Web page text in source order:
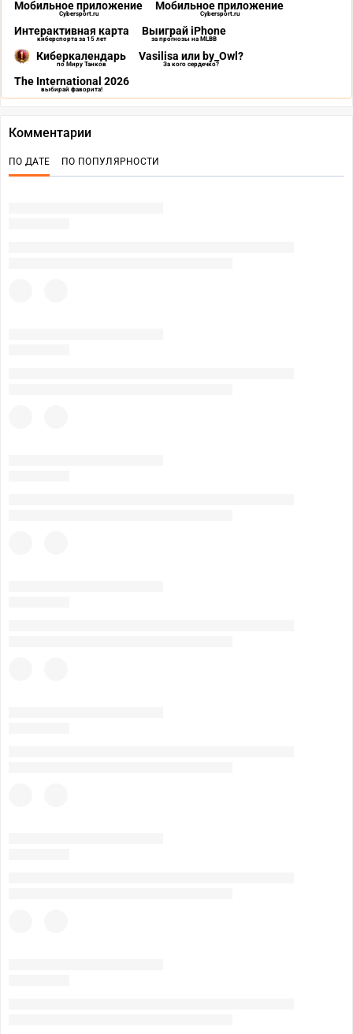
Мобильное приложение
Cybersport.ru
Мобильное приложение
Cybersport.ru
Интерактивная карта
киберспорта за 15 лет
Выиграй iPhone
за прогнозы на MLBB
Киберкалендарь
по Миру Танков
Vasilisa или by_Owl?
За кого сердечко?
The International 2026
выбирай фаворита!
Комментарии
ПО ДАТЕ ПО ПОПУЛЯРНОСТИ